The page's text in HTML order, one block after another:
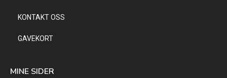
KONTAKT OSS
GAVEKORT
MINE SIDER